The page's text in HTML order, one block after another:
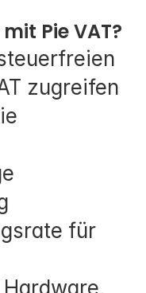
Pie VAT?
zugreifen
für